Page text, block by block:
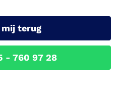
mij terug
- 760 97 28